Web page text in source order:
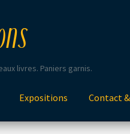
livres. Paniers garnis.
Expositions Contact